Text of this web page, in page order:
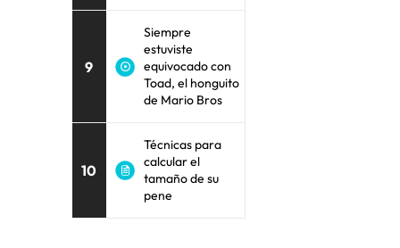
9
Siempre
estuviste
equivocado con
Toad, el honguito
de Mario Bros
10
Técnicas para
calcular el
tamaño de su
pene